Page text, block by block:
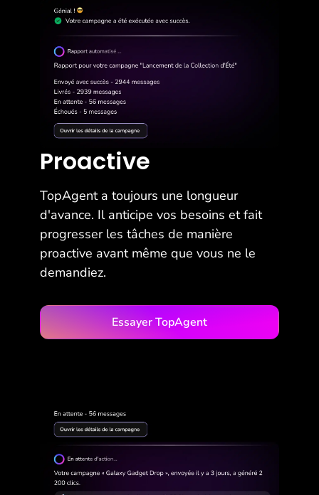
Proactive
TopAgent a toujours une longueur
d'avance. Il anticipe vos besoins et fait
progresser les tâches de manière
proactive avant même que vous ne le
demandiez.
Essayer TopAgent